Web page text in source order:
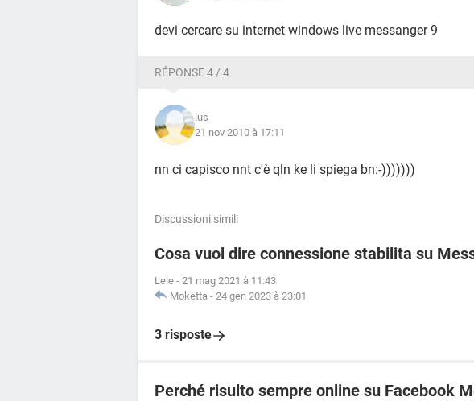
devi cercare su internet windows live messanger 9
RÉPONSE 4 / 4
lus
21 nov 2010 à 17:11
nn ci capisco nnt c'è qln ke li spiega bn:-)))))))
Discussioni simili
Cosa vuol dire connessione stabilita su
Lele - 21 mag 2021 à 11:43
Moketta - 24 gen 2023 à 23:01
3 risposte
Perché risulto sempre online su Facebook